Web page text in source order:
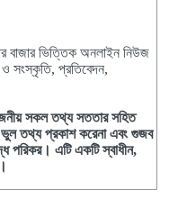
বাজার ভিত্তিক অনলাইন নিউজ
ও সংস্কৃতি, প্রতিবেদন,
সকল তথ্য সততার সহিত
তথ্য প্রকাশ করেনা এবং গুজব
পরিকর। এটি একটি স্বাধীন,